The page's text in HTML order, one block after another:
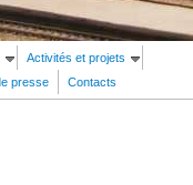
Activités et projets
presse Contacts